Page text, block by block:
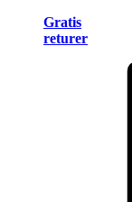
Gratis
returer